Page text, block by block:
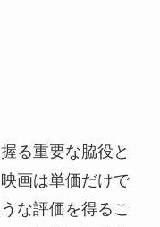
る重要な脇役と
画は単価だけで
な評価を得るこ